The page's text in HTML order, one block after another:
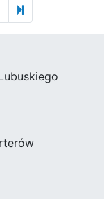
page
115